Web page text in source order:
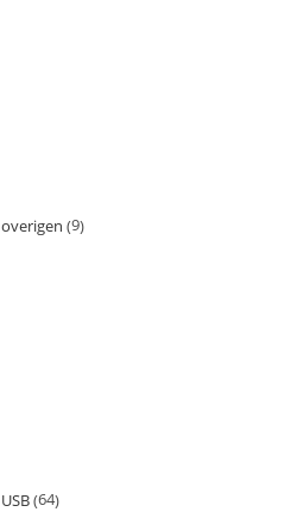
overigen 9
USB 64